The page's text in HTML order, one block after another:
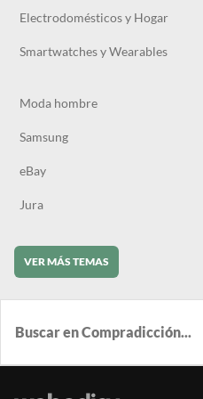
Electrodomésticos y Hogar
Smartwatches y Wearables
Moda hombre
Samsung
eBay
Jura
VER MÁS TEMAS